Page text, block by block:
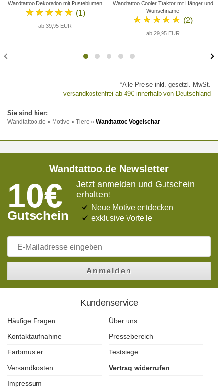
Wandtattoo Dekoration mit Pusteblumen
★★★★★ (1)
ab 39,95 EUR
Wandtattoo Cooler Traktor mit Hänger und
Wunschname
★★★★★ (2)
ab 29,95 EUR
*Alle Preise inkl. gesetzl. MwSt.
versandkostenfrei ab 49€ innerhalb von Deutschland
Wandtattoo.de » Motive » Tiere » Wandtattoo Vogelschar
Wandtattoo.de Newsletter
10€
Gutschein
Jetzt anmelden und Gutschein
erhalten!
Neue Motive entdecken
exklusive Vorteile
Anmelden
Kundenservice
Häufige Fragen
Über uns
Kontaktaufnahme
Pressebereich
Farbmuster
Testsiege
Versandkosten
Vertrag widerrufen
Impressum